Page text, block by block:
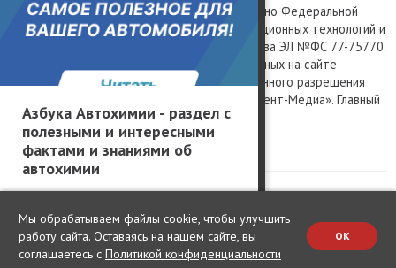
Азбука Автохимии - раздел с
полезными и интересными
фактами и знаниями об
автохимии
Сетевое издание «Kolesa.ru», зарегистрировано Федеральной
службой по надзору в сфере связи, информационных технологий и
массовых коммуникаций, номер свидетельства ЭЛ №ФС 77-75770.
Любое использование материалов, размещенных на сайте
www.kolesa.ru, допускается только с письменного разрешения
правообладателя. Учредитель ООО «Президент-Медиа». Главный
редактор Баландин М.А. 0+
Политика конфиденциальности
Мы обрабатываем файлы cookie, чтобы улучшить
работу сайта. Оставаясь на нашем сайте, вы
соглашаетесь с Политикой конфиденциальности
OK